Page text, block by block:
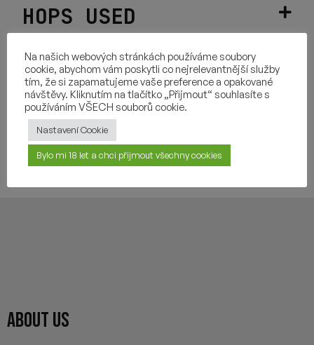
HOPS USED
INGREDIENTS
OTHER INFORMATION
YOU MAY ALSO LIKE
ABOUT US
Na našich webových stránkách používáme soubory
cookie, abychom vám poskytli co nejrelevantnější služby
tím, že si zapamatujeme vaše preference a opakované
návštěvy. Kliknutím na tlačítko „Přijmout“ souhlasíte s
používáním VŠECH souborů cookie.
Nastavení Cookie
Bylo mi 18 let a chci přijmout všechny cookies